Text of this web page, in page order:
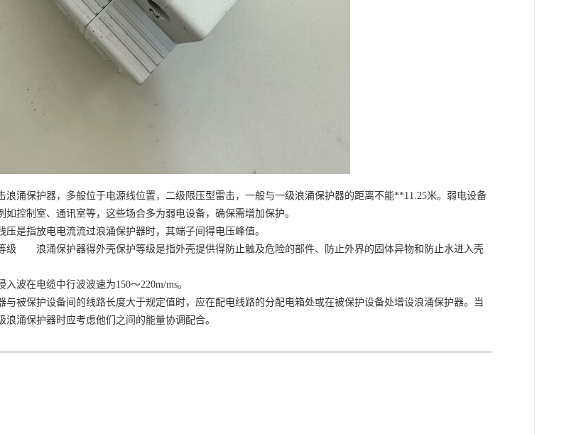
浪涌保护器，多般位于电源线位置，二级限压型雷击，一般与一级浪涌保护器的距离不能**11.25米。弱电设备
如控制室、通讯室等，这些场合多为弱电设备，确保需增加保护。
指放电电流流过浪涌保护器时，其端子间得电压峰值。
级 浪涌保护器得外壳保护等级是指外壳提供得防止触及危险的部件、防止外界的固体异物和防止水进入壳
入波在电缆中行波波速为150～220m/ms。
与被保护设备间的线路长度大于规定值时，应在配电线路的分配电箱处或在被保护设备处增设浪涌保护器。当
浪涌保护器时应考虑他们之间的能量协调配合。